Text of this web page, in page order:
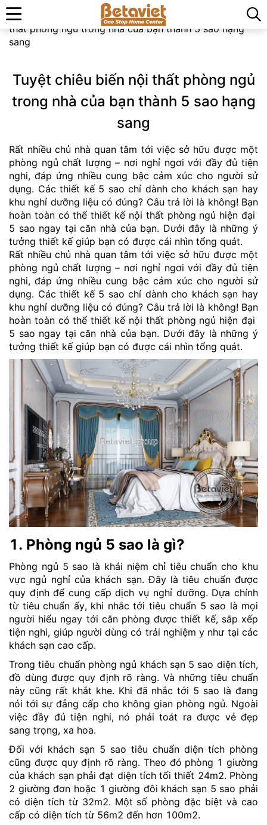
Trang chủ Tin tức & Sự kiện»Tuyệt chiêu biến nội
thất phòng ngủ trong nhà của bạn thành 5 sao hạng
sang
Tuyệt chiêu biến nội thất phòng ngủ
trong nhà của bạn thành 5 sao hạng
sang
Rất nhiều chủ nhà quan tâm tới việc sở hữu được một
phòng ngủ chất lượng – nơi nghỉ ngơi với đầy đủ tiện
nghi, đáp ứng nhiều cung bậc cảm xúc cho người sử
dụng. Các thiết kế 5 sao chỉ dành cho khách sạn hay
khu nghỉ dưỡng liệu có đúng? Câu trả lời là không! Bạn
hoàn toàn có thể thiết kế nội thất phòng ngủ hiện đại
5 sao ngay tại căn nhà của bạn. Dưới đây là những ý
tưởng thiết kế giúp bạn có được cái nhìn tổng quát.
Rất nhiều chủ nhà quan tâm tới việc sở hữu được một
phòng ngủ chất lượng – nơi nghỉ ngơi với đầy đủ tiện
nghi, đáp ứng nhiều cung bậc cảm xúc cho người sử
dụng. Các thiết kế 5 sao chỉ dành cho khách sạn hay
khu nghỉ dưỡng liệu có đúng? Câu trả lời là không! Bạn
hoàn toàn có thể thiết kế nội thất phòng ngủ hiện đại
5 sao ngay tại căn nhà của bạn. Dưới đây là những ý
tưởng thiết kế giúp bạn có được cái nhìn tổng quát.
1. Phòng ngủ 5 sao là gì?
Phòng ngủ 5 sao là khái niệm chỉ tiêu chuẩn cho khu
vực ngủ nghỉ của khách sạn. Đây là tiêu chuẩn được
quy định để cung cấp dịch vụ nghỉ dưỡng. Dựa chính
từ tiêu chuẩn ấy, khi nhắc tới tiêu chuẩn 5 sao là mọi
người hiểu ngay tới căn phòng được thiết kế, sắp xếp
tiện nghi, giúp người dùng có trải nghiệm y như tại các
khách sạn cao cấp.
Trong tiêu chuẩn phòng ngủ khách sạn 5 sao diện tích,
đồ dùng được quy định rõ ràng. Và những tiêu chuẩn
này cũng rất khắt khe. Khi đã nhắc tới 5 sao là đang
nói tới sự đẳng cấp cho không gian phòng ngủ. Ngoài
việc đầy đủ tiện nghi, nó phải toát ra được vẻ đẹp
sang trọng, xa hoa.
Đối với khách sạn 5 sao tiêu chuẩn diện tích phòng
cũng được quy định rõ ràng. Theo đó phòng 1 giường
của khách sạn phải đạt diện tích tối thiết 24m2. Phòng
2 giường đơn hoặc 1 giường đôi khách sạn 5 sao phải
có diện tích từ 32m2. Một số phòng đặc biệt và cao
cấp có diện tích từ 56m2 đến hơn 100m2.